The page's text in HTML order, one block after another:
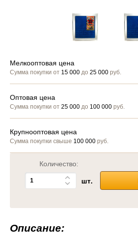
Мелкооптовая цена
Сумма покупки от 15 000 до 25 000 руб.
Оптовая цена
Сумма покупки от 25 000 до 100 000 руб.
Крупнооптовая цена
Сумма покупки свыше 100 000 руб.
Количество:
шт.
Описание: